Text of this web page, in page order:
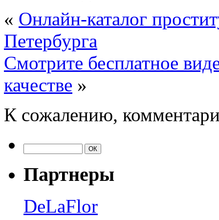
« Онлайн-каталог
Петербурга
Смотрите бесплатное
качестве »
К сожалению,
Партнеры
DeLaFlor